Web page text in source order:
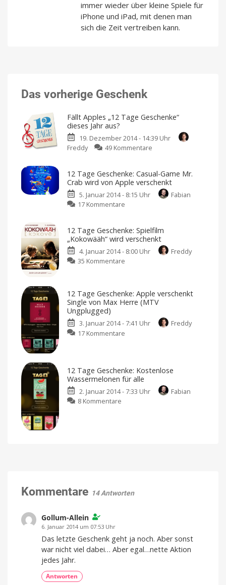
immer wieder über kleine Spiele für
iPhone und iPad, mit denen man
sich die Zeit vertreiben kann.
Das vorherige Geschenk
Fällt Apples „12 Tage Geschenke“
dieses Jahr aus?
19. Dezember 2014 - 14:39 Uhr
Freddy
49 Kommentare
„12
Tage
Geschenke“
12 Tage Geschenke: Casual-Game Mr.
Crab wird von Apple verschenkt
5. Januar 2014 - 8:15 Uhr
Fabian
17 Kommentare
Geschenke:
Casual-
Game
von
Apple
12 Tage Geschenke: Spielfilm
„Kokowääh“ wird verschenkt
4. Januar 2014 - 8:00 Uhr
Freddy
35 Kommentare
Geschenke:
Spielfilm
„Kokowääh“
verschenkt
12 Tage Geschenke: Apple verschenkt
Single von Max Herre (MTV
Ungplugged)
3. Januar 2014 - 7:41 Uhr
Freddy
17 Kommentare
Apple
verschenkt
Single
12 Tage Geschenke: Kostenlose
Wassermelonen für alle
2. Januar 2014 - 7:33 Uhr
Fabian
8 Kommentare
Kommentare 14 Antworten
Gollum-Allein
6. Januar 2014 um 07:53 Uhr
Das letzte Geschenk geht ja noch. Aber sonst
war nicht viel dabei… Aber egal…nette Aktion
jedes Jahr.
Antworten